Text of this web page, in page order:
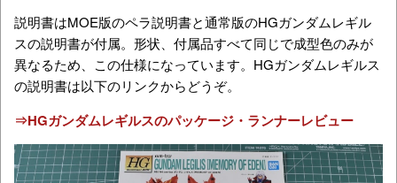
説明書はMOE版のペラ説明書と通常版のHGガンダムレギル
スの説明書が付属。形状、付属品すべて同じで成型色のみが
異なるため、この仕様になっています。HGガンダムレギルス
の説明書は以下のリンクからどうぞ。
⇒HGガンダムレギルスのパッケージ・ランナーレビュー